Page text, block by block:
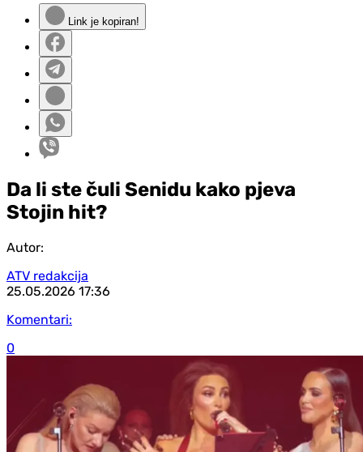
Link je kopiran!
Da li ste čuli Senidu kako pjeva
Stojin hit?
Autor:
ATV redakcija
25.05.2026 17:36
Komentari:
0